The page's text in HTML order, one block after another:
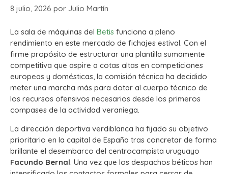
8 julio, 2026 por Julio Martín
La sala de máquinas del Betis funciona a pleno
rendimiento en este mercado de fichajes estival. Con el
firme propósito de estructurar una plantilla sumamente
competitiva que aspire a cotas altas en competiciones
europeas y domésticas, la comisión técnica ha decidido
meter una marcha más para dotar al cuerpo técnico de
los recursos ofensivos necesarios desde los primeros
compases de la actividad veraniega.
La dirección deportiva verdiblanca ha fijado su objetivo
prioritario en la capital de España tras concretar de forma
brillante el desembarco del centrocampista uruguayo
Facundo Bernal. Una vez que los despachos béticos han